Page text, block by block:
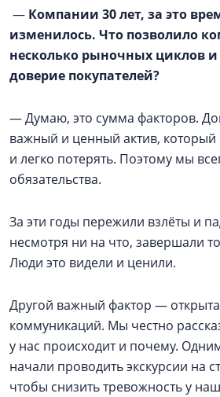
— Компании 30 лет, за это
изменилось. Что позволило
несколько рыночных циклов и
доверие покупателей?
— Думаю, это сумма факторов.
важный и ценный актив, который
и легко потерять. Поэтому мы
обязательства.
За эти годы пережили взлёты и
несмотря ни на что, завершали
Люди это видели и ценили.
Другой важный фактор —
коммуникаций. Мы честно
у нас происходит и почему.
начали проводить экскурсии на
чтобы снизить тревожность у